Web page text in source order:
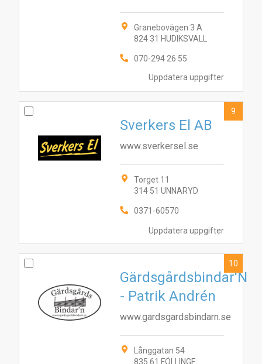
Uppdatera uppgifter
Granebovägen 3 A
824 31 HUDIKSVALL
070-294 26 55
Uppdatera uppgifter
Sverkers El AB
www.sverkersel.se
Torget 11
314 51 UNNARYD
0371-60570
9
Gärdsgårdsbindar'N
- Patrik Andrén
www.gardsgardsbindarn.se
Långgatan 54
835 61 FÖLLINGE
10